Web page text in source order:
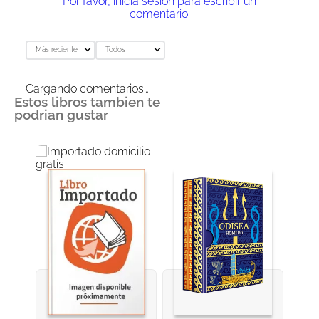
comentario.
Más reciente Todos
Cargando comentarios…
Estos libros tambien te
podrian gustar